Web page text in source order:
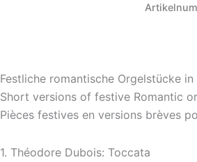
Festliche romantische Orgelstücke
Short versions of festive Romantic
Pièces festives en versions brèves
1. Théodore Dubois: Toccata